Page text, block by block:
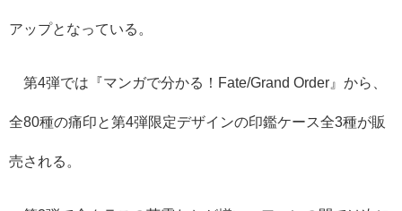
アップとなっている。
第4弾では『マンガで分かる！Fate/Grand Order』から、
全80種の痛印と第4弾限定デザインの印鑑ケース全3種が販
売される。